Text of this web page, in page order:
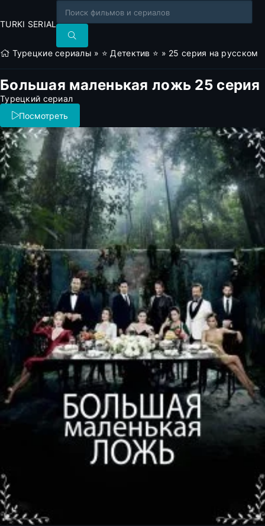
TURKI SERIAL
Турецкие сериалы » ⭐ Детектив ⭐ » 25 серия на русском
Большая маленькая ложь 25 серия
Турецкий сериал
Посмотреть